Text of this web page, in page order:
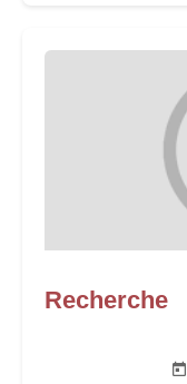
Recherche